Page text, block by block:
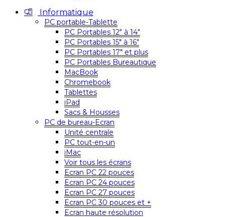
Informatique
PC portable-Tablette
PC Portables 12″ à 14″
PC Portables 15″ à 16″
PC Portables 17″ et plus
PC Portables Bureautique
MacBook
Chromebook
Tablettes
iPad
Sacs & Housses
PC de bureau-Ecran
Unité centrale
PC tout-en-un
iMac
Voir tous les écrans
Ecran PC 22 pouces
Ecran PC 24 pouces
Ecran PC 27 pouces
Ecran PC 30 pouces et +
Ecran haute résolution